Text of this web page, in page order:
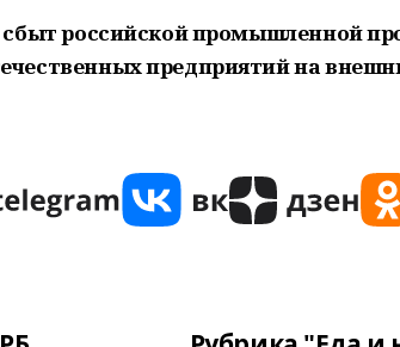
российской промышленной
предприятий на